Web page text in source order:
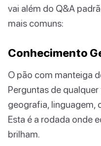
vai além do Q&A
mais comuns:
Conhecimento
O pão com manteiga
Perguntas de
geografia,
Esta é a rodada onde
brilham.